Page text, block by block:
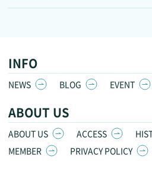
INFO
NEWS BLOG EVENT
ABOUT US
ABOUT US ACCESS
MEMBER
PRIVACY POLICY